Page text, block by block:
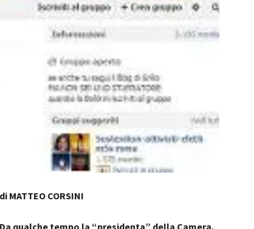
di MATTEO CORSINI
Da qualche tempo la “presidenta” della Camera,